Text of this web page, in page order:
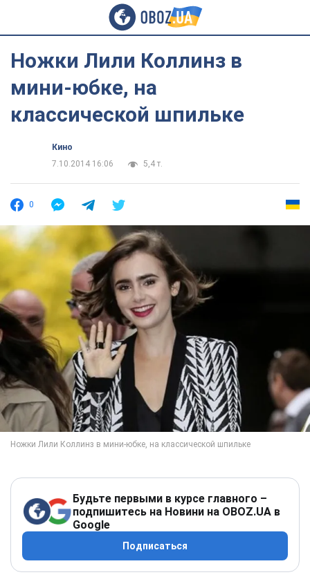
Ножки Лили Коллинз в
мини-юбке, на
классической шпильке
Кино
7.10.2014 16:06
5,4 т.
0
Будьте первыми в курсе главного –
подпишитесь на Новини на OBOZ.UA в
Google
Подписаться